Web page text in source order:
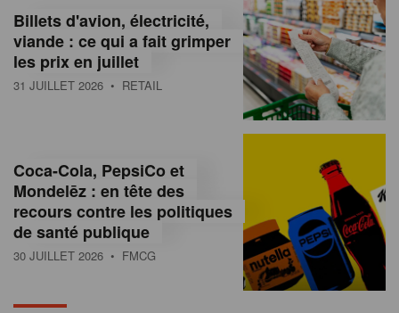
s
s
u
e
e
Billets d'avion, électricité,
viande : ce qui a fait grimper
les prix en juillet
31 JUILLET 2026 • RETAIL
Coca-Cola, PepsiCo et
Mondelēz : en tête des
recours contre les politiques
de santé publique
30 JUILLET 2026 • FMCG